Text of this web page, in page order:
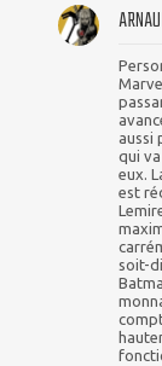
aussi
qui
eux.
est
soit-